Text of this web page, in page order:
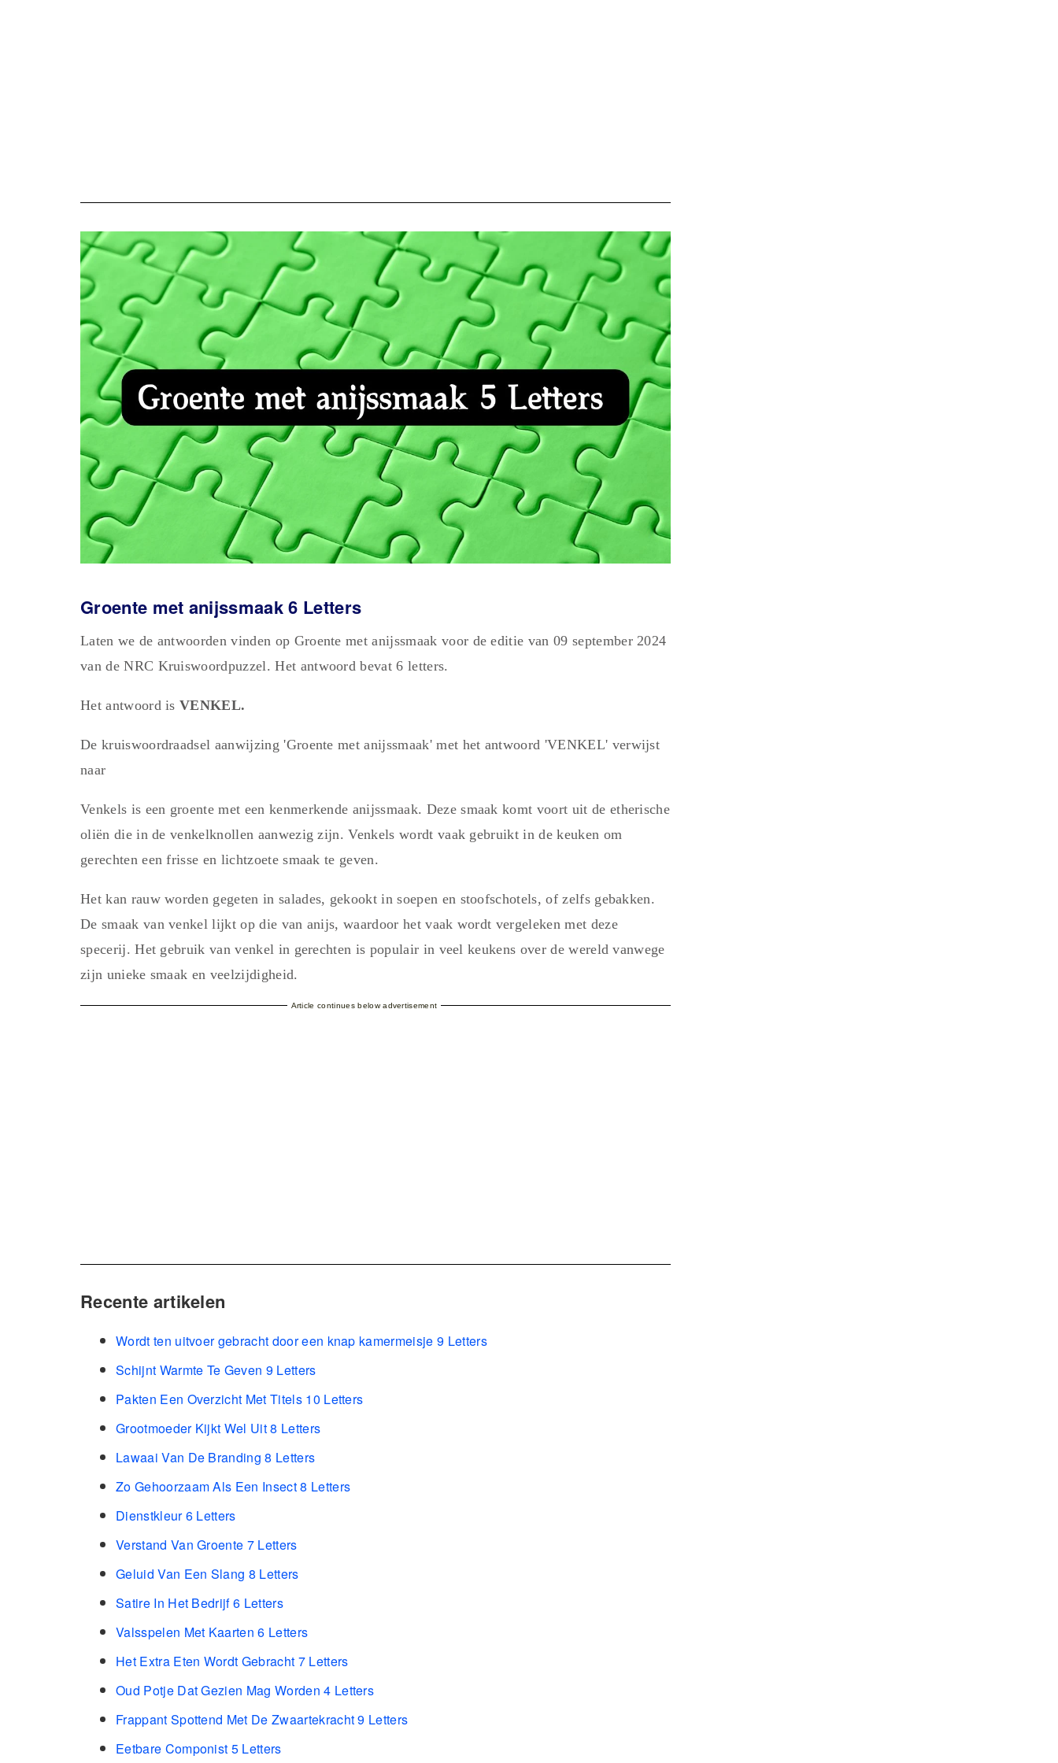
Groente met anijssmaak 6 Letters
Laten we de antwoorden vinden op Groente met anijssmaak voor de editie van 09 september 2024
van de NRC Kruiswoordpuzzel. Het antwoord bevat 6 letters.
Het antwoord isVENKEL.
De kruiswoordraadsel aanwijzing 'Groente met anijssmaak' met het antwoord 'VENKEL' verwijst
naar
Venkels is een groente met een kenmerkende anijssmaak. Deze smaak komt voort uit de etherische
oliën die in de venkelknollen aanwezig zijn. Venkels wordt vaak gebruikt in de keuken om
gerechten een frisse en lichtzoete smaak te geven.
Het kan rauw worden gegeten in salades, gekookt in soepen en stoofschotels, of zelfs gebakken.
De smaak van venkel lijkt op die van anijs, waardoor het vaak wordt vergeleken met deze
specerij. Het gebruik van venkel in gerechten is populair in veel keukens over de wereld vanwege
zijn unieke smaak en veelzijdigheid.
Article continues below advertisement
Recente artikelen
Wordt ten uitvoer gebracht door een knap kamermeisje 9 Letters
Schijnt Warmte Te Geven 9 Letters
Pakten Een Overzicht Met Titels 10 Letters
Grootmoeder Kijkt Wel Uit 8 Letters
Lawaai Van De Branding 8 Letters
Zo Gehoorzaam Als Een Insect 8 Letters
Dienstkleur 6 Letters
Verstand Van Groente 7 Letters
Geluid Van Een Slang 8 Letters
Satire In Het Bedrijf 6 Letters
Valsspelen Met Kaarten 6 Letters
Het Extra Eten Wordt Gebracht 7 Letters
Oud Potje Dat Gezien Mag Worden 4 Letters
Frappant Spottend Met De Zwaartekracht 9 Letters
Eetbare Componist 5 Letters